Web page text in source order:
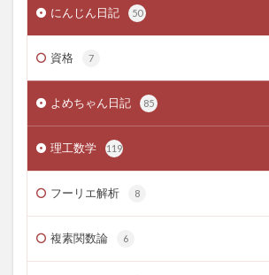
にんじん日記 50
資格 7
よめちゃん日記 85
理工数学 119
フーリエ解析 8
複素関数論 6